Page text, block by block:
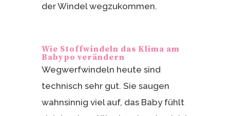
der Windel wegzukommen.
Wie Stoffwindeln das Klima am
Babypo verändern
Wegwerfwindeln heute sind
technisch sehr gut. Sie saugen
wahnsinnig viel auf, das Baby fühlt